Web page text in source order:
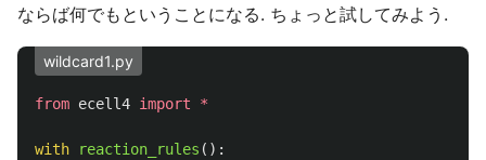
ならば何でもということになる. ちょっと試してみよう.
wildcard1.py
from ecell4 import *
with reaction_rules ():